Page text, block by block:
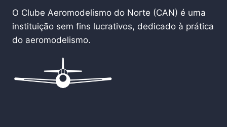
O Clube Aeromodelismo do Norte (CAN) é uma
instituição sem fins lucrativos, dedicado à prática
do aeromodelismo.